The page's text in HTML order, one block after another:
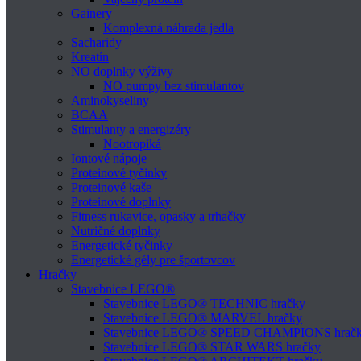
Gainery
Komplexná náhrada jedla
Sacharidy
Kreatín
NO doplnky výživy
NO pumpy bez stimulantov
Aminokyseliny
BCAA
Stimulanty a energizéry
Nootropiká
Iontové nápoje
Proteinové tyčinky
Proteinové kaše
Proteinové doplnky
Fitness rukavice, opasky a trhačky
Nutričné doplnky
Energetické tyčinky
Energetické gély pre športovcov
Hračky
Stavebnice LEGO®
Stavebnice LEGO® TECHNIC hračky
Stavebnice LEGO® MARVEL hračky
Stavebnice LEGO® SPEED CHAMPIONS
Stavebnice LEGO® STAR WARS hračky